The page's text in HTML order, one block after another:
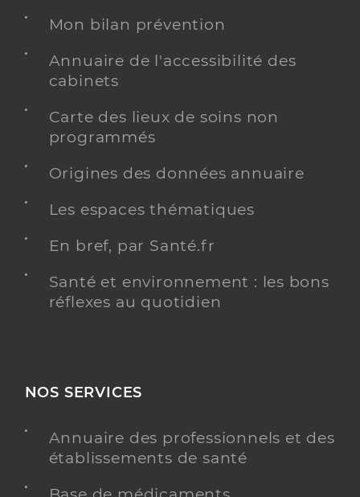
Mon bilan prévention
Annuaire de l'accessibilité des
cabinets
Carte des lieux de soins non
programmés
Origines des données annuaire
Les espaces thématiques
En bref, par Santé.fr
Santé et environnement : les bons
réflexes au quotidien
NOS SERVICES
Annuaire des professionnels et des
établissements de santé